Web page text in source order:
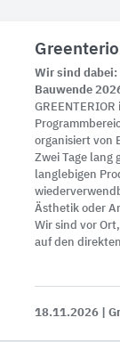
Wir sind dabei:
Bauwende
organisiert von
Zwei Tage lang
langlebigen
Ästhetik oder
Wir sind vor
auf den
18.11.2026 |